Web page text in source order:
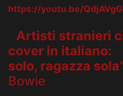
https://youtu.be/
Artisti stranieri
cover in italiano:
solo, ragazza
Bowie